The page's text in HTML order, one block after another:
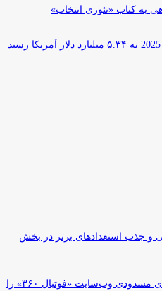
به کتاب «تئوری انتخاب»
و جذب استعدادهای برتر در بخش
پزشکیان دستور پیگیری ماجرای مسدودی وب‌سایت «فوتبال ۳۶۰» را